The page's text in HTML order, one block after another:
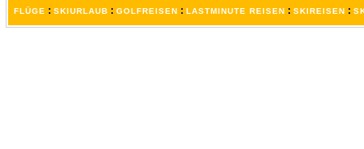
FLÜGE : SKIURLAUB : GOLFREISEN : LASTMINUTE REISEN : SKIREISEN :